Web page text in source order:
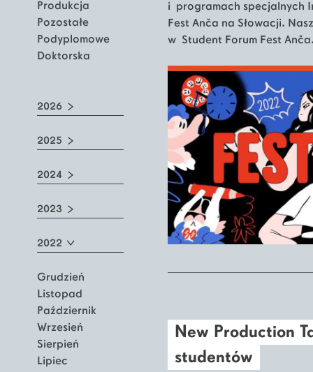
Produkcja
Pozostałe
Podyplomowe
Doktorska
2026
2025
2024
2023
2022
Grudzień
Listopad
Październik
Wrzesień
Sierpień
Lipiec
i programach specjalnych
Fest Anča na Słowacji.
w Student Forum Fest
New Production
studentów